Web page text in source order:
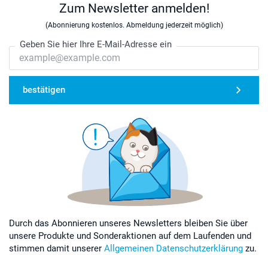
Zum Newsletter anmelden!
(Abonnierung kostenlos. Abmeldung jederzeit möglich)
Geben Sie hier Ihre E-Mail-Adresse ein
bestätigen
Durch das Abonnieren unseres Newsletters bleiben Sie über
unsere Produkte und Sonderaktionen auf dem Laufenden und
stimmen damit unserer Allgemeinen Datenschutzerklärung zu.